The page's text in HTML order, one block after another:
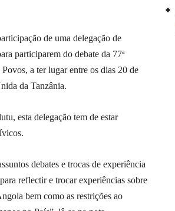
de uma delegação de
participarem do debate da 77ª
a ter lugar entre os dias 20 de
da Tanzânia.
esta delegação tem de estar
debates e trocas de experiência
reflectir e trocar experiências sobre
bem como as restrições ao